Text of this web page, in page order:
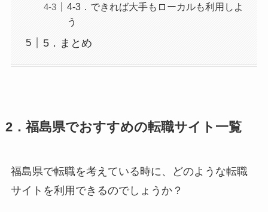
4-3．できれば大手もローカルも利用しよ
う
5．まとめ
2．福島県でおすすめの転職サイト一覧
福島県で転職を考えている時に、どのような転職
サイトを利用できるのでしょうか？